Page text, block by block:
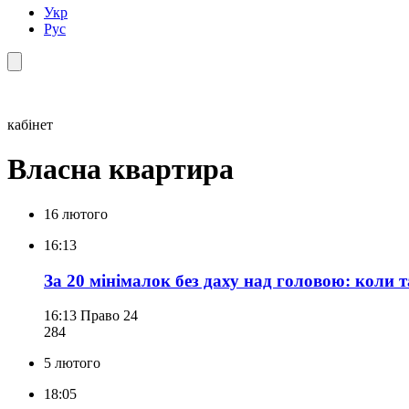
Укр
Рус
кабінет
Власна квартира
16 лютого
16:13
За 20 мінімалок без даху над головою: коли
16:13 Право 24
284
5 лютого
18:05